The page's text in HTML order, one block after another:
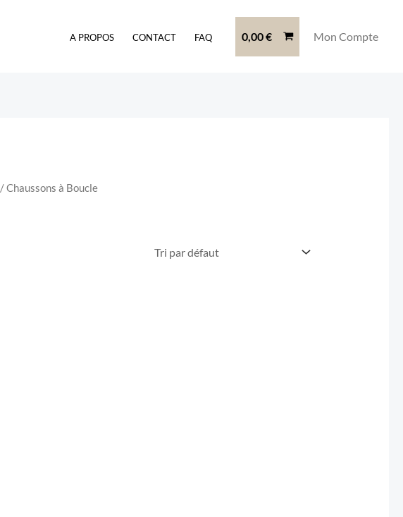
A PROPOS CONTACT FAQ 0,00€ Mon Compte
/ Chaussons à Boucle